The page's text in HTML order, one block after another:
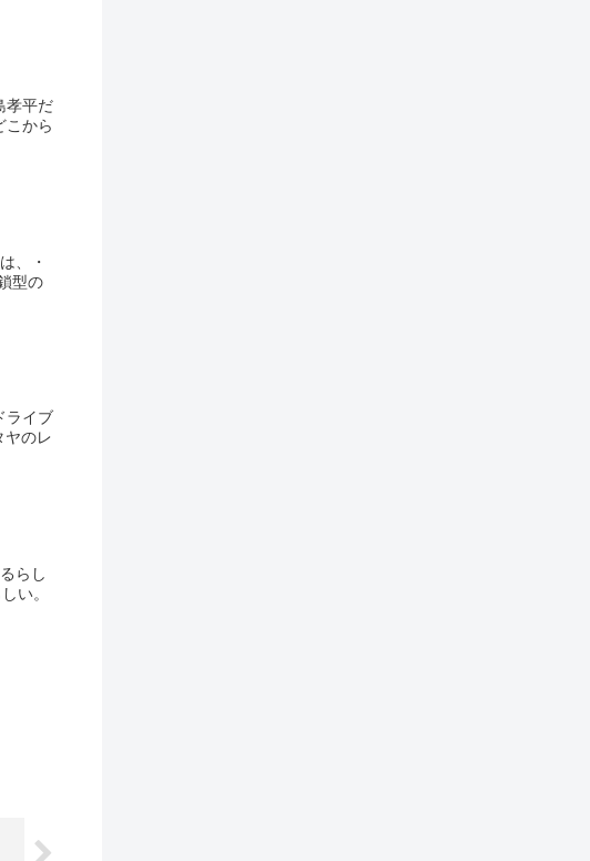
孝平だ
こから
、・
型の
ライブ
ヤのレ
らし
い。